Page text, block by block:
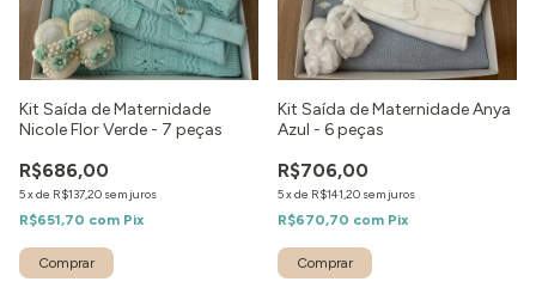
Kit Saída de Maternidade
Nicole Flor Verde - 7 peças
R$686,00
5xde R$137,20 sem juros
R$651,70 com Pix
Comprar
Kit Saída de Maternidade Anya
Azul - 6 peças
R$706,00
5xde R$141,20 sem juros
R$670,70 com Pix
Comprar